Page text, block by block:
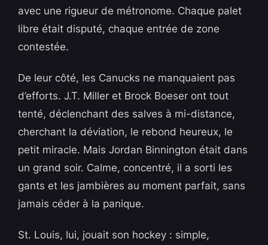
avec une rigueur de métronome. Chaque palet
libre était disputé, chaque entrée de zone
contestée.
De leur côté, les Canucks ne manquaient pas
d’efforts. J.T. Miller et Brock Boeser ont tout
tenté, déclenchant des salves à mi-distance,
cherchant la déviation, le rebond heureux, le
petit miracle. Mais Jordan Binnington était dans
un grand soir. Calme, concentré, il a sorti les
gants et les jambières au moment parfait, sans
jamais céder à la panique.
St. Louis, lui, jouait son hockey : simple,